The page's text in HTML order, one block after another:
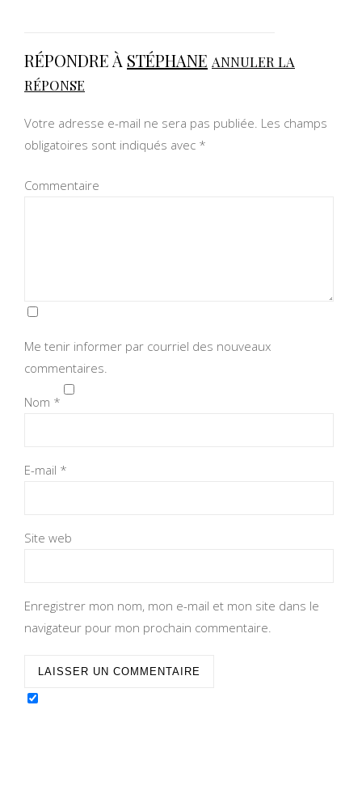
RÉPONDRE À STÉPHANE ANNULER LA
RÉPONSE
Votre adresse e-mail ne sera pas publiée. Les champs
obligatoires sont indiqués avec *
Commentaire
Me tenir informer par courriel des nouveaux
commentaires.
Nom *
E-mail *
Site web
Enregistrer mon nom, mon e-mail et mon site dans le
navigateur pour mon prochain commentaire.